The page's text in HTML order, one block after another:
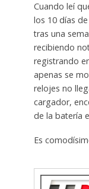
Cuando leí
los 10 días
tras una
recibiendo
registrando
apenas se
relojes no
cargador,
de la batería
Es